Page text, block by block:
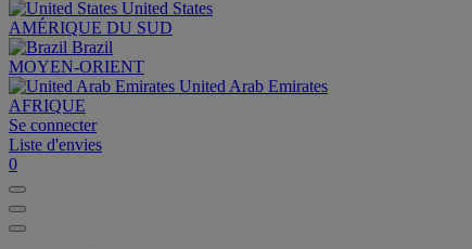
United States
AMÉRIQUE DU SUD
Brazil
MOYEN-ORIENT
United Arab Emirates
AFRIQUE
Se connecter
Liste d'envies
0